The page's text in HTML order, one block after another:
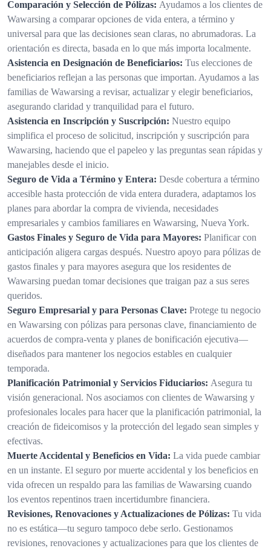
Comparación y Selección de Pólizas: Ayudamos a los clientes de
Wawarsing a comparar opciones de vida entera, a término y
universal para que las decisiones sean claras, no abrumadoras. La
orientación es directa, basada en lo que más importa localmente.
Asistencia en Designación de Beneficiarios: Tus elecciones de
beneficiarios reflejan a las personas que importan. Ayudamos a las
familias de Wawarsing a revisar, actualizar y elegir beneficiarios,
asegurando claridad y tranquilidad para el futuro.
Asistencia en Inscripción y Suscripción: Nuestro equipo
simplifica el proceso de solicitud, inscripción y suscripción para
Wawarsing, haciendo que el papeleo y las preguntas sean rápidas y
manejables desde el inicio.
Seguro de Vida a Término y Entera: Desde cobertura a término
accesible hasta protección de vida entera duradera, adaptamos los
planes para abordar la compra de vivienda, necesidades
empresariales y cambios familiares en Wawarsing, Nueva York.
Gastos Finales y Seguro de Vida para Mayores: Planificar con
anticipación aligera cargas después. Nuestro apoyo para pólizas de
gastos finales y para mayores asegura que los residentes de
Wawarsing puedan tomar decisiones que traigan paz a sus seres
queridos.
Seguro Empresarial y para Personas Clave: Protege tu negocio
en Wawarsing con pólizas para personas clave, financiamiento de
acuerdos de compra-venta y planes de bonificación ejecutiva—
diseñados para mantener los negocios estables en cualquier
temporada.
Planificación Patrimonial y Servicios Fiduciarios: Asegura tu
visión generacional. Nos asociamos con clientes de Wawarsing y
profesionales locales para hacer que la planificación patrimonial, la
creación de fideicomisos y la protección del legado sean simples y
efectivas.
Muerte Accidental y Beneficios en Vida: La vida puede cambiar
en un instante. El seguro por muerte accidental y los beneficios en
vida ofrecen un respaldo para las familias de Wawarsing cuando
los eventos repentinos traen incertidumbre financiera.
Revisiones, Renovaciones y Actualizaciones de Pólizas: Tu vida
no es estática—tu seguro tampoco debe serlo. Gestionamos
revisiones, renovaciones y actualizaciones para que los clientes de